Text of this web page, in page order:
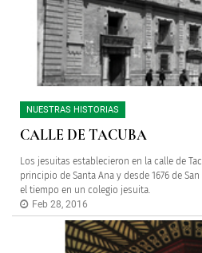
NUESTRAS HISTORIAS
CALLE DE TACUBA
Los jesuitas establecieron en la calle de
principio de Santa Ana y desde 1676 de
el tiempo en un colegio jesuita.
Feb 28, 2016